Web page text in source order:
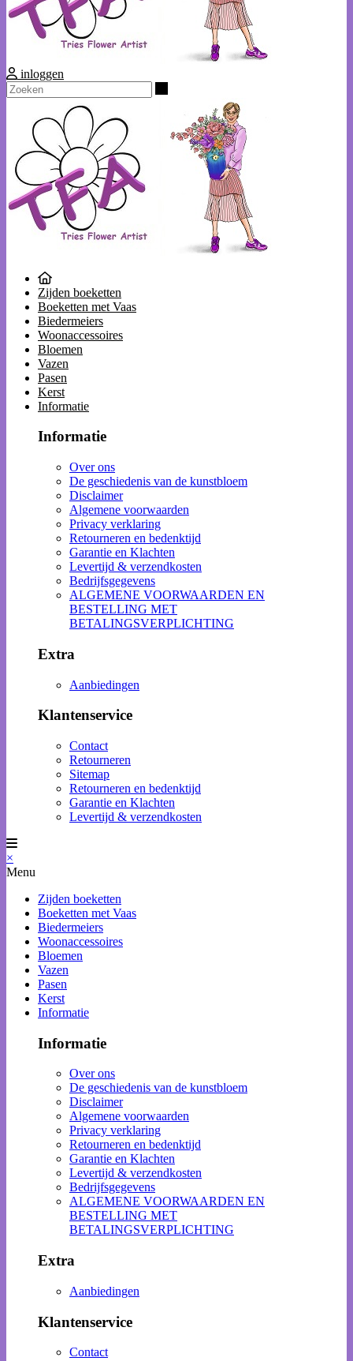
inloggen
Zijden boeketten
Boeketten met Vaas
Biedermeiers
Woonaccessoires
Bloemen
Vazen
Pasen
Kerst
Informatie
Informatie
Over ons
De geschiedenis van de kunstbloem
Disclaimer
Algemene voorwaarden
Privacy verklaring
Retourneren en bedenktijd
Garantie en Klachten
Levertijd & verzendkosten
Bedrijfsgegevens
ALGEMENE VOORWAARDEN EN
BESTELLING MET
BETALINGSVERPLICHTING
Extra
Aanbiedingen
Klantenservice
Contact
Retourneren
Sitemap
Retourneren en bedenktijd
Garantie en Klachten
Levertijd & verzendkosten
×
Menu
Zijden boeketten
Boeketten met Vaas
Biedermeiers
Woonaccessoires
Bloemen
Vazen
Pasen
Kerst
Informatie
Informatie
Over ons
De geschiedenis van de kunstbloem
Disclaimer
Algemene voorwaarden
Privacy verklaring
Retourneren en bedenktijd
Garantie en Klachten
Levertijd & verzendkosten
Bedrijfsgegevens
ALGEMENE VOORWAARDEN EN
BESTELLING MET
BETALINGSVERPLICHTING
Extra
Aanbiedingen
Klantenservice
Contact